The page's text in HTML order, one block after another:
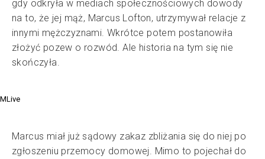
gdy odkryła w mediach społecznościowych dowody
na to, że jej mąż, Marcus Lofton, utrzymywał relacje z
innymi mężczyznami. Wkrótce potem postanowiła
złożyć pozew o rozwód. Ale historia na tym się nie
skończyła.
MLive
Marcus miał już sądowy zakaz zbliżania się do niej po
zgłoszeniu przemocy domowej. Mimo to pojechał do